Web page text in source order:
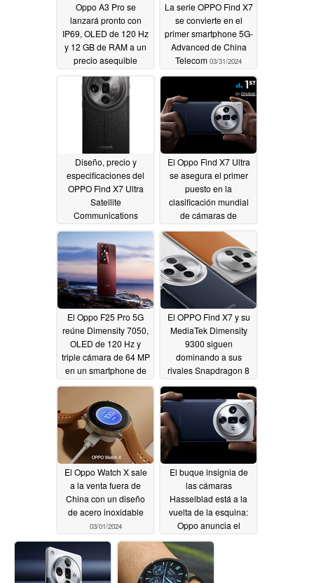
Oppo A3 Pro se
lanzará pronto con
IP69, OLED de 120 Hz
y 12 GB de RAM a un
precio asequible
04/08/2024
La serie OPPO Find X7
se convierte en el
primer smartphone 5G-
Advanced de China
Telecom 03/31/2024
Diseño, precio y
especificaciones del
OPPO Find X7 Ultra
Satellite
Communications
una nueva filtración
03/28/2024
El Oppo Find X7 Ultra
se asegura el primer
puesto en la
clasificación mundial
de cámaras de
DxOMark
03/13/2024
El Oppo F25 Pro 5G
reúne Dimensity 7050,
OLED de 120 Hz y
triple cámara de 64 MP
en un smartphone de
El OPPO Find X7 y su
MediaTek Dimensity
9300 siguen
dominando a sus
rivales Snapdragon 8
rendimiento de febrero
03/03/2024
El Oppo Watch X sale
a la venta fuera de
China con un diseño
de acero inoxidable
03/01/2024
El buque insignia de
las cámaras
Hasselblad está a la
vuelta de la esquina:
Oppo anuncia el
Find X a Europa
02/28/2024